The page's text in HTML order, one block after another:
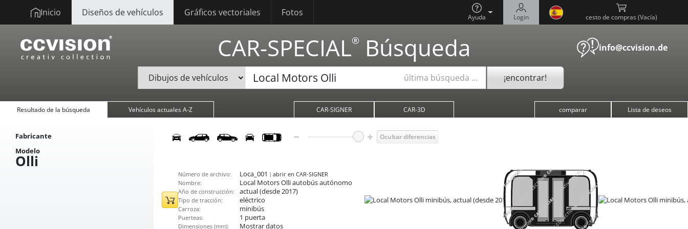
Inicio Diseños de vehículos Gráficos vectoriales Fotos Ayuda Login cesto de compras ( )
CAR-SPECIAL® Búsqueda info@ccvision.de
última búsqueda … ¡encontrar!
Resultado de la búsqueda Vehículos actuales A-Z CAR-SIGNER CAR-3D comparar Lista de deseos
Fabricante
Modelo
Olli
Ocultar diferencias
Número de archivo: Loca_001
abrir en CAR-SIGNER
Nombre:
Local Motors Olliautobús autónomo
Año de construcción: actual (desde 2017)
Tipo de tracción: eléctrico
Carroza: minibús
Puerteas: 1 puerta
Dimensiones (mm): Mostrar datos